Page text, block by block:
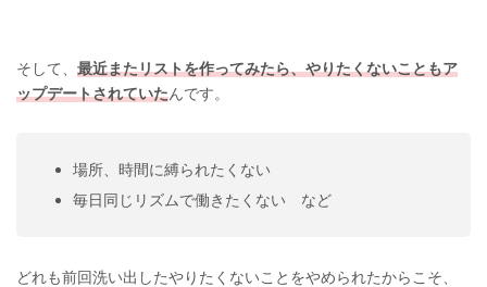
そして、 最近またリストを作ってみたら、やりたくないこともア
ップデートされていたんです。
場所、時間に縛られたくない
毎日同じリズムで働きたくない など
どれも前回洗い出したやりたくないことをやめられたからこそ、